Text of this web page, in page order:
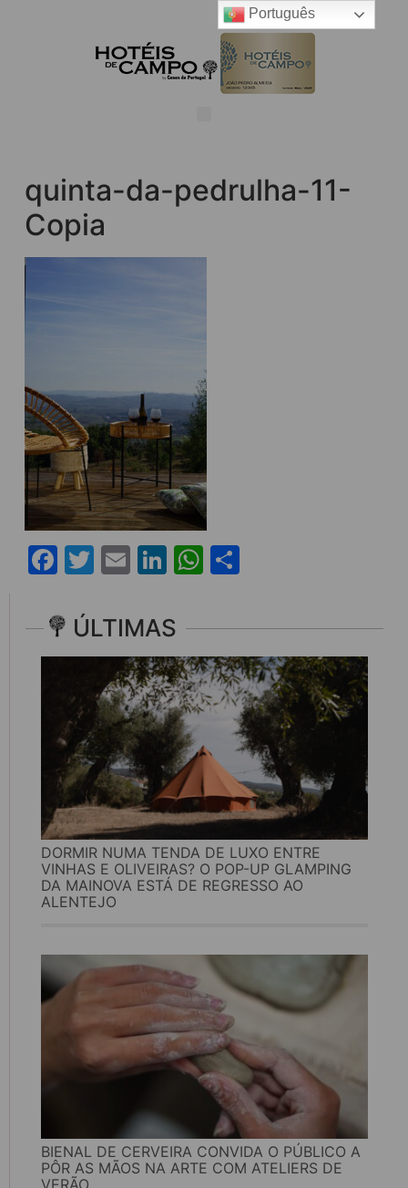
quinta-da-pedrulha-11-
Copia
Facebook
Twitter
EmailLinkedIn
WhatsApp
ÚLTIMAS
DORMIR NUMA TENDA DE LUXO ENTRE
VINHAS E OLIVEIRAS? O POP-UP GLAMPING
DA MAINOVA ESTÁ DE REGRESSO AO
ALENTEJO
BIENAL DE CERVEIRA CONVIDA O PÚBLICO A
PÔR AS MÃOS NA ARTE COM ATELIERS DE
VERÃO
Português